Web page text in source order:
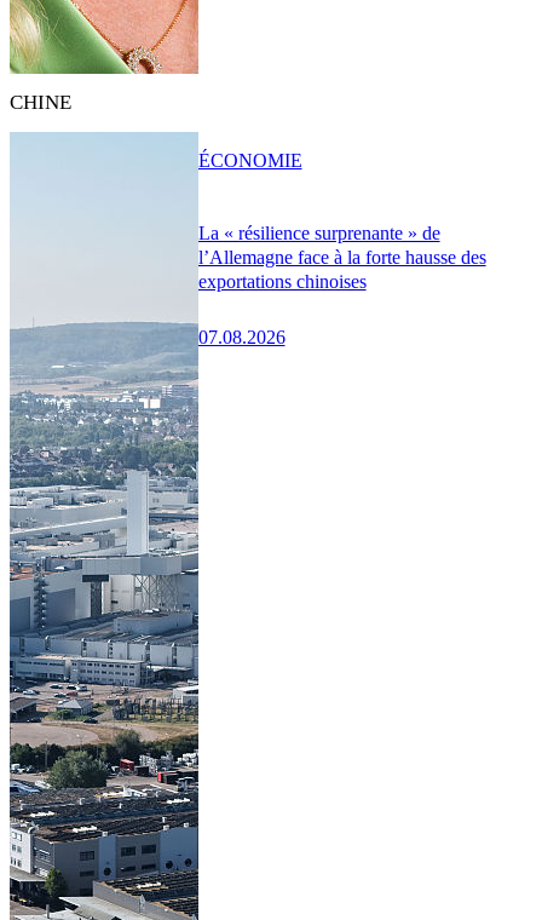
CHINE
La « résilience surprenante » de
l’Allemagne face à la forte hausse des
exportations chinoises
07.08.2026
ÉCONOMIE